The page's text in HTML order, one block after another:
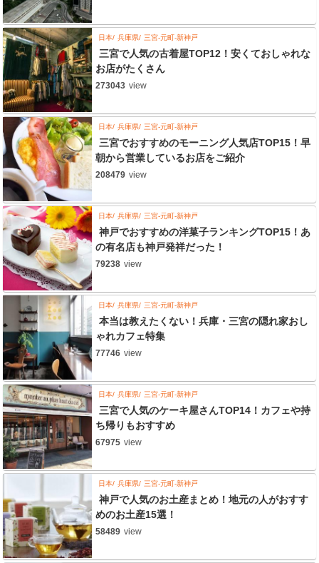
日本 兵庫県 三宮-元町-新神戸
三宮で人気の古着屋TOP12！安くておしゃれな
お店がたくさん
273043 view
日本 兵庫県 三宮-元町-新神戸
三宮でおすすめのモーニング人気店TOP15！早
朝から営業しているお店をご紹介
208479 view
日本 兵庫県 三宮-元町-新神戸
神戸でおすすめの洋菓子ランキングTOP15！あ
の有名店も神戸発祥だった！
79238 view
日本 兵庫県 三宮-元町-新神戸
本当は教えたくない！兵庫・三宮の隠れ家おし
ゃれカフェ特集
77746 view
日本 兵庫県 三宮-元町-新神戸
三宮で人気のケーキ屋さんTOP14！カフェや持
ち帰りもおすすめ
67975 view
日本 兵庫県 三宮-元町-新神戸
神戸で人気のお土産まとめ！地元の人がおすす
めのお土産15選！
58489 view